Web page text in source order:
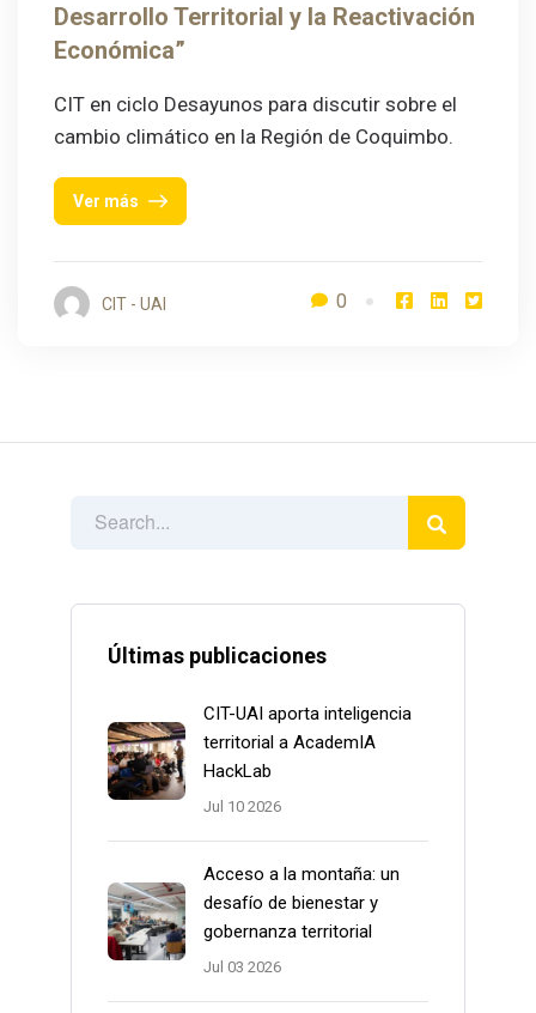
Últimas publicaciones
CIT-UAI aporta inteligencia
territorial a AcademIA
HackLab
Jul 10 2026
Acceso a la montaña: un
desafío de bienestar y
gobernanza territorial
Jul 03 2026
Desarrollo Territorial y la Reactivación
Económica”
CIT en ciclo Desayunos para discutir sobre el
cambio climático en la Región de Coquimbo.
Ver más
CIT - UAI 0